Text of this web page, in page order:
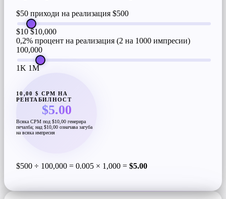
$50 приходи на реализация $500
$10 $10,000
0,2% процент на реализация (2 на 1000 импресии)
100,000
1K 1M
10,00 $ CPM НА
РЕНТАБИЛНОСТ
$5.00
Всяка CPM под $10,00 генерира
печалба; над $10,00 означава загуба
на всяка импресия
$500 ÷ 100,000 = 0.005 × 1,000 = $5.00